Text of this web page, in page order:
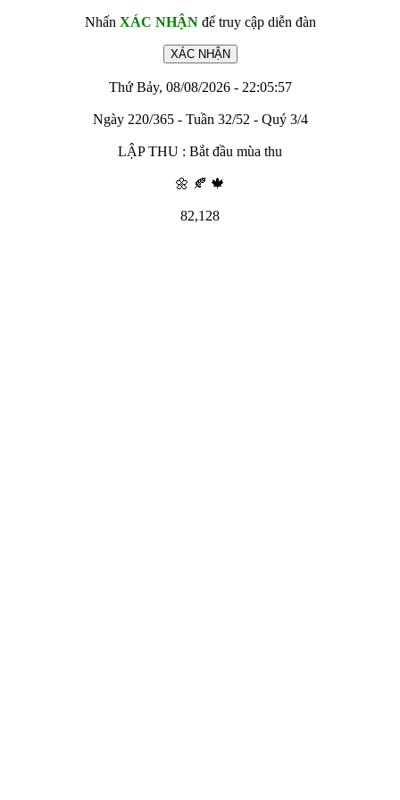
Nhấn XÁC NHẬNđể truy cập diễn đàn
Thứ Bảy, 08/08/2026 - 22:05:57
Ngày 220/365 - Tuần 32/52 - Quý 3/4
LẬP THU : Bắt đầu mùa thu
🌼 🍂 🍁
82,128